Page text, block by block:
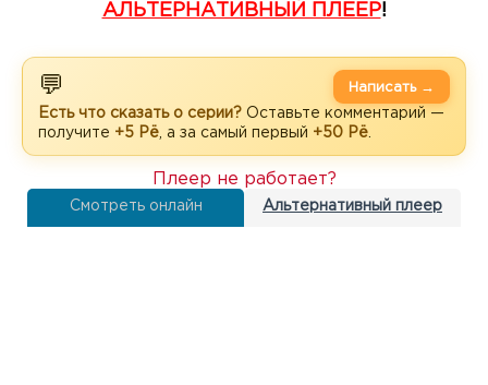
АЛЬТЕРНАТИВНЫЙ ПЛЕЕР!
💬
Есть что сказать о серии? Оставьте комментарий —
получите +5 Рё , а за самый первый +50 Рё
Написать →
Смотреть онлайн Альтернативный плеер
Плеер не работает?